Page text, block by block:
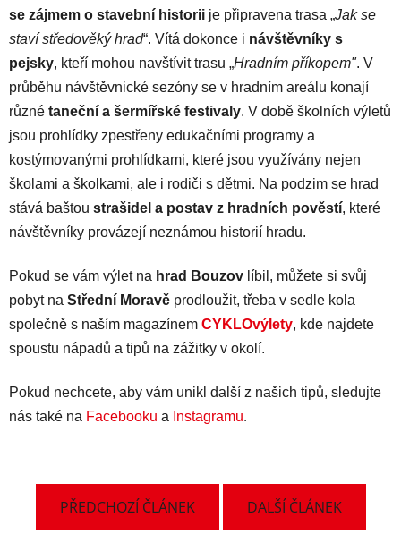
se zájmem o stavební historii je připravena trasa „Jak se
staví středověký hrad“. Vítá dokonce i návštěvníky s
pejsky, kteří mohou navštívit trasu „Hradním příkopem". V
průběhu návštěvnické sezóny se v hradním areálu konají
různé taneční a šermířské festivaly. V době školních výletů
jsou prohlídky zpestřeny edukačními programy a
kostýmovanými prohlídkami, které jsou využívány nejen
školami a školkami, ale i rodiči s dětmi. Na podzim se hrad
stává baštou strašidel a postav z hradních pověstí, které
návštěvníky provázejí neznámou historií hradu.
Pokud se vám výlet na hrad Bouzov líbil, můžete si svůj
pobyt na Střední Moravě prodloužit, třeba v sedle kola
společně s naším magazínem CYKLOvýlety, kde najdete
spoustu nápadů a tipů na zážitky v okolí.
Pokud nechcete, aby vám unikl další z našich tipů, sledujte
nás také na Facebooku a Instagramu.
PŘEDCHOZÍ ČLÁNEK DALŠÍ ČLÁNEK